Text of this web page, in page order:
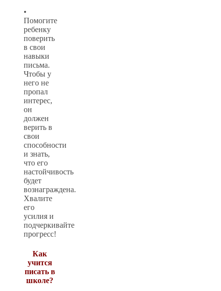
•
Помогите
ребенку
поверить
в свои
навыки
письма.
Чтобы у
него не
пропал
интерес,
он
должен
верить в
свои
способности
и знать,
что его
настойчивость
будет
вознаграждена.
Хвалите
его
усилия и
подчеркивайте
прогресс!
Как
учится
писать в
школе?